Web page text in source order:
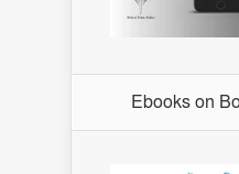
Ebooks on